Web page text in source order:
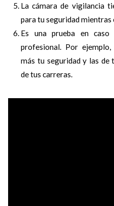
La cámara de vigilancia
para tu seguridad mientras
Es una prueba en
profesional. Por
más tu seguridad y las de
de tus carreras.